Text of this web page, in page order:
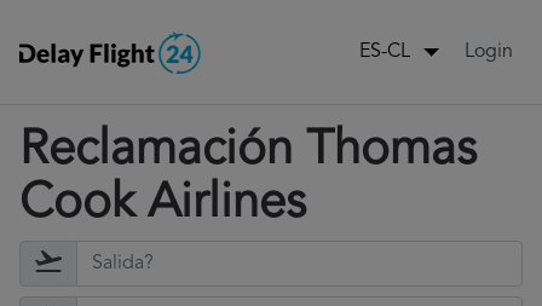
ES-CL Login
Reclamación Thomas
Cook Airlines